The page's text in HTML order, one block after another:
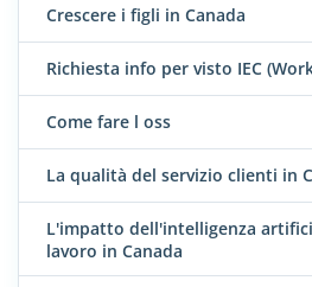
Crescere i figli in Canada
Richiesta info per visto IEC
Come fare l oss
La qualità del servizio clienti in
L'impatto dell'intelligenza
lavoro in Canada